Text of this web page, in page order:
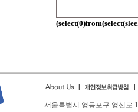
서울특별시 영등포구 영신로